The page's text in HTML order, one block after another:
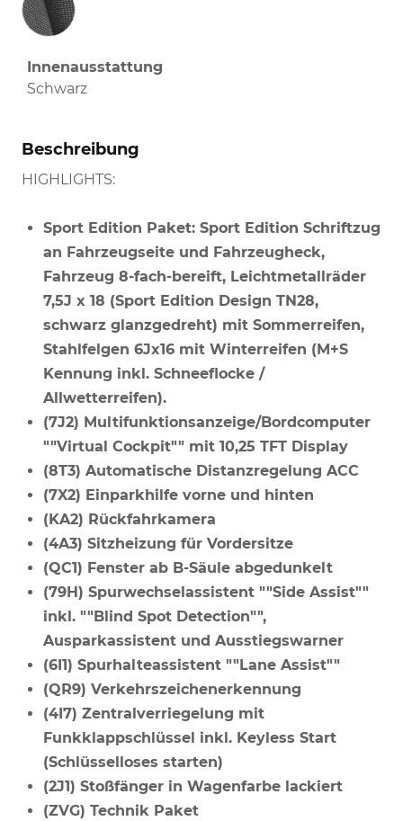
Innenausstattung
Schwarz
Beschreibung
HIGHLIGHTS:
Sport Edition Paket: Sport Edition Schriftzug
an Fahrzeugseite und Fahrzeugheck,
Fahrzeug 8-fach-bereift, Leichtmetallräder
7,5J x 18 (Sport Edition Design TN28,
schwarz glanzgedreht) mit Sommerreifen,
Stahlfelgen 6Jx16 mit Winterreifen (M+S
Kennung inkl. Schneeflocke /
Allwetterreifen).
(7J2) Multifunktionsanzeige/Bordcomputer
""Virtual Cockpit"" mit 10,25 TFT Display
(8T3) Automatische Distanzregelung ACC
(7X2) Einparkhilfe vorne und hinten
(KA2) Rückfahrkamera
(4A3) Sitzheizung für Vordersitze
(QC1) Fenster ab B-Säule abgedunkelt
(79H) Spurwechselassistent ""Side Assist""
inkl. ""Blind Spot Detection"",
Ausparkassistent und Ausstiegswarner
(6I1) Spurhalteassistent ""Lane Assist""
(QR9) Verkehrszeichenerkennung
(4I7) Zentralverriegelung mit
Funkklappschlüssel inkl. Keyless Start
(Schlüsselloses starten)
(2J1) Stoßfänger in Wagenfarbe lackiert
(ZVG) Technik Paket